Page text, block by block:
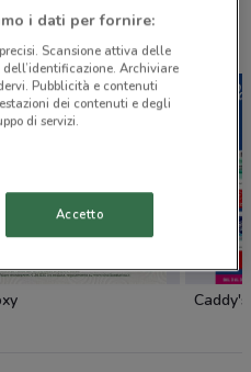
Caddy's
i dati per fornire:
Scansione attiva delle
Archiviare
Pubblicità e contenuti
dei contenuti e degli
di servizi.
Accetto